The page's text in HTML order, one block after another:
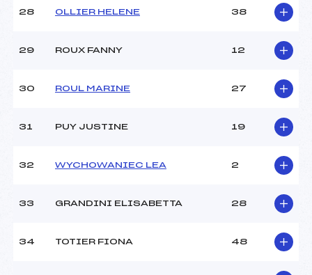
28 OLLIER HELENE 38
29 ROUX FANNY 12
30 ROUL MARINE 27
31 PUY JUSTINE 19
32 WYCHOWANIEC LEA 2
33 GRANDINI ELISABETTA 28
34 TOTIER FIONA 48